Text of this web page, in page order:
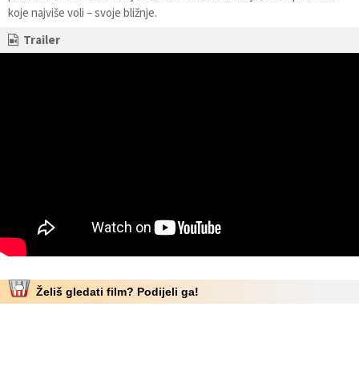
koje najviše voli – svoje bližnje.
Trailer
Želiš gledati film? Podijeli ga!